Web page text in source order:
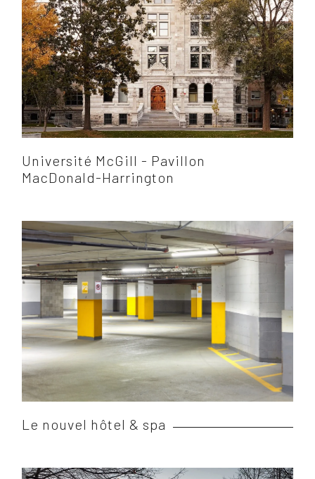
Université McGill - Pavillon
MacDonald-Harrington
Le nouvel hôtel & spa